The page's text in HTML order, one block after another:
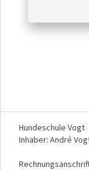
Hundeschule Vogt
Inhaber: André